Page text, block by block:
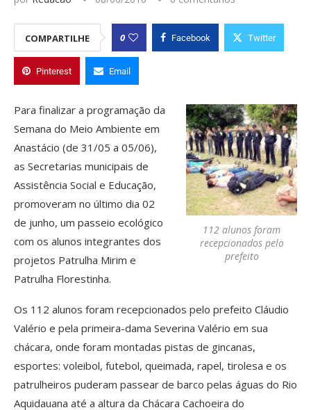
COMPARTILHE 0 Facebook Twitter
Pinterest Email
112 alunos foram
recepcionados pelo
prefeito
Para finalizar a programação da
Semana do Meio Ambiente em
Anastácio (de 31/05 a 05/06),
as Secretarias municipais de
Assistência Social e Educação,
promoveram no último dia 02
de junho, um passeio ecológico
com os alunos integrantes dos
projetos Patrulha Mirim e
Patrulha Florestinha.
Os 112 alunos foram recepcionados pelo prefeito Cláudio
Valério e pela primeira-dama Severina Valério em sua
chácara, onde foram montadas pistas de gincanas,
esportes: voleibol, futebol, queimada, rapel, tirolesa e os
patrulheiros puderam passear de barco pelas águas do Rio
Aquidauana até a altura da Chácara Cachoeira do